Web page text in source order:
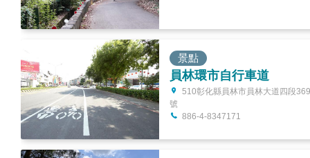
景點
員林環市自行車道
510彰化縣員林市員林大道四段369
號
886-4-8347171